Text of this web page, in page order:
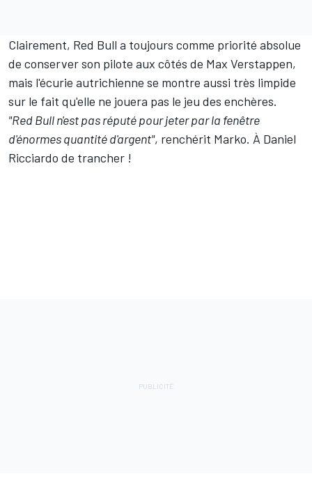
Clairement, Red Bull a toujours comme priorité absolue
de conserver son pilote aux côtés de Max Verstappen,
mais l'écurie autrichienne se montre aussi très limpide
sur le fait qu'elle ne jouera pas le jeu des enchères.
"Red Bull n'est pas réputé pour jeter par la fenêtre
d'énormes quantité d'argent", renchérit Marko. À Daniel
Ricciardo de trancher !